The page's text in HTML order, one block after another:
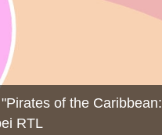
of the Caribbean:
RTL